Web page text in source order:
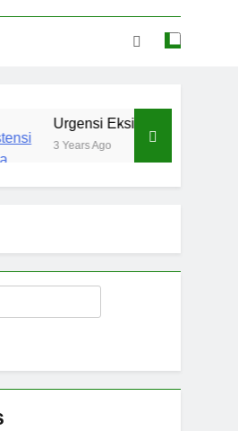
Urgensi Eksistensi Masyaikh
Years Ago